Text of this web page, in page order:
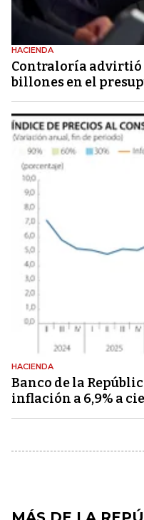
HACIENDA
Contraloría advirtió
billones en el
HACIENDA
Banco de la
inflación a 6,9% a